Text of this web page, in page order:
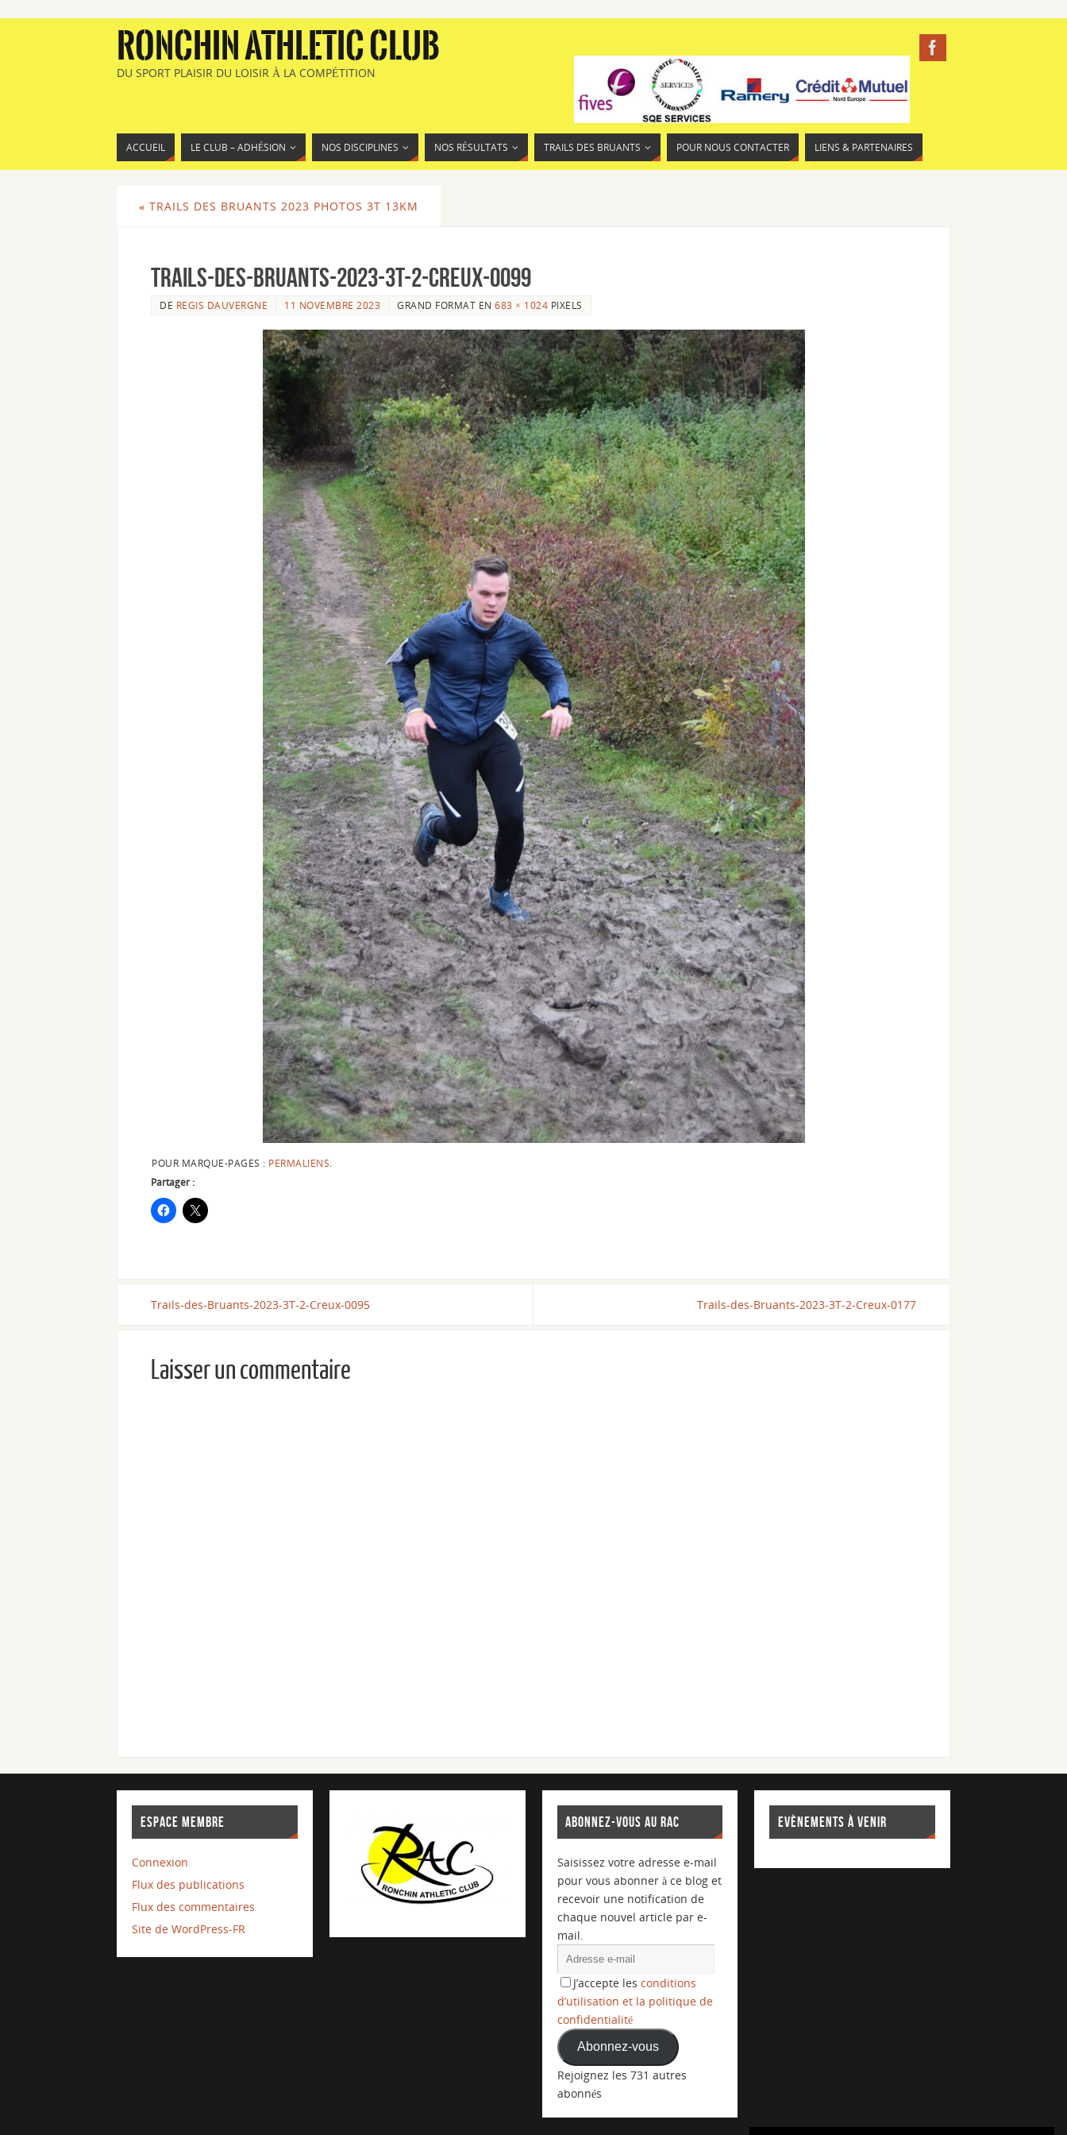
RONCHIN ATHLETIC CLUB
DU SPORT PLAISIR DU LOISIR À LA COMPÉTITION
ACCUEIL LE CLUB – ADHÉSION NOS DISCIPLINES NOS RÉSULTATS TRAILS DES BRUANTS POUR NOUS CONTACTER LIENS & PARTENAIRES
« TRAILS DES BRUANTS 2023 PHOTOS 3T 13KM
Trails-des-Bruants-2023-3T-2-Creux-0099
DE REGIS DAUVERGNE 11 NOVEMBRE 2023 GRAND FORMAT EN 683 × 1024 PIXELS
POUR MARQUE-PAGES : PERMALIENS
Partager :
Trails-des-Bruants-2023-3T-2-Creux-0095 Trails-des-Bruants-2023-3T-2-Creux-0177
Laisser un commentaire
ESPACE MEMBRE
Connexion
Flux des publications
Flux des commentaires
Site de WordPress-FR
ABONNEZ-VOUS AU RAC
Saisissez votre adresse e-mail
pour vous abonner à ce blog et
recevoir une notification de
chaque nouvel article par e-
mail.
J’accepte les conditions
d’utilisation et la politique de
confidentialité
Abonnez-vous
Rejoignez les 731 autres
abonnés
EVÈNEMENTS À VENIR